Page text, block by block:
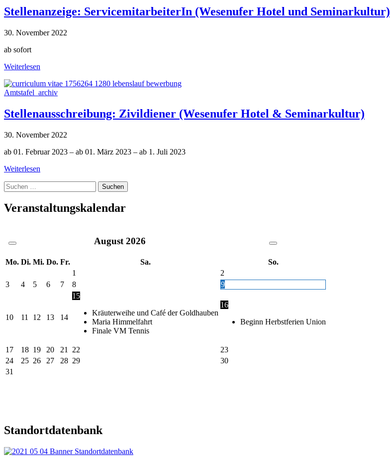
Stellenanzeige: ServicemitarbeiterIn (Wesenufer Hotel und Seminarkultur)
30. November 2022
ab sofort
Weiterlesen
Amtstafel_archiv
Stellenausschreibung: Zivildiener (Wesenufer Hotel & Seminarkultur)
30. November 2022
ab 01. Februar 2023 – ab 01. März 2023 – ab 1. Juli 2023
Weiterlesen
Suche
nach:
Veranstaltungskalendar
August 2026
Mo. Di. Mi. Do. Fr. Sa.
So.
1
2
3
4 5 6 7 8 9
10 11 12 13 14
15
Kräuterweihe und Café der Goldhauben
Maria Himmelfahrt
Finale VM Tennis
16
Beginn Herbstferien Union
17 18 19 20 21 22
23
24
25 26 27 28 29
30
31
Standortdatenbank